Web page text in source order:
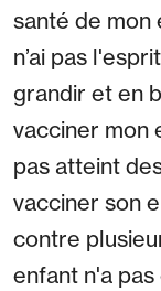
santé de mon
n’ai pas
grandir et en
vacciner mon
pas atteint
vacciner son
contre
enfant n'a